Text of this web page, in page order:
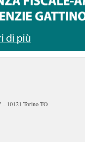
– 10121 Torino TO